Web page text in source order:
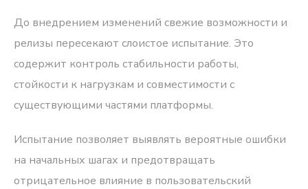
До внедрением изменений свежие возможности и
релизы пересекают слоистое испытание. Это
содержит контроль стабильности работы,
стойкости к нагрузкам и совместимости с
существующими частями платформы.
Испытание позволяет выявлять вероятные ошибки
на начальных шагах и предотвращать
отрицательное влияние в пользовательский